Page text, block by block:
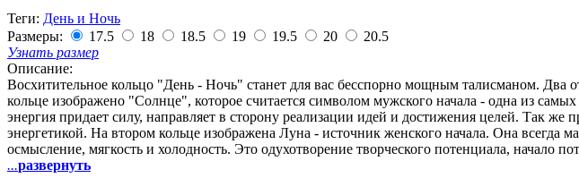
Теги: День и Ночь
Размеры:
17.5 18 18.5 19 19.5 20
20.5
Узнать размер
Описание:
Восхитительное кольцо "День - Ночь" станет для вас бесспорно мощным талисманом. Два
кольце изображено "Солнце", которое считается символом мужского начала - одна из
энергия придает силу, направляет в сторону реализации идей и достижения целей. Так
энергетикой. На втором кольце изображена Луна - источник женского начала. Она всегда
осмысление, мягкость и холодность. Это одухотворение творческого потенциала, начало
...развернуть